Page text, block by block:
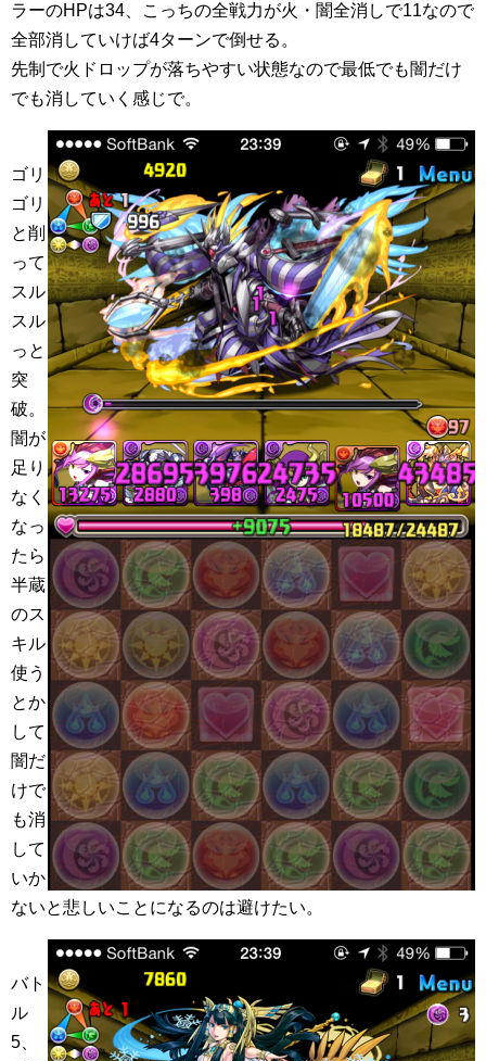
ラーのHPは34、こっちの全戦力が火・闇全消しで11なので
全部消していけば4ターンで倒せる。
先制で火ドロップが落ちやすい状態なので最低でも闇だけ
でも消していく感じで。
ゴリ
ゴリ
と削
って
スル
スル
っと
突
破。
闇が
足り
なく
なっ
たら
半蔵
のス
キル
使う
とか
して
闇だ
けで
も消
して
いか
ないと悲しいことになるのは避けたい。
バト
ル
5、